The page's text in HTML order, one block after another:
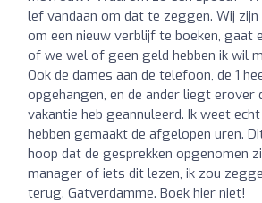
lef vandaan om dat te zeggen. Wij
om een nieuw verblijf te boeken, gaat
of we wel of geen geld hebben ik wil
Ook de dames aan de telefoon, de 1
opgehangen, en de ander liegt erover
vakantie heb geannuleerd. Ik weet
hebben gemaakt de afgelopen uren.
hoop dat de gesprekken opgenomen
manager of iets dit lezen, ik zou
terug. Gatverdamme. Boek hier niet!